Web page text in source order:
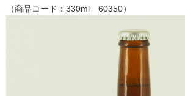
（商品コード：330ml 60350）